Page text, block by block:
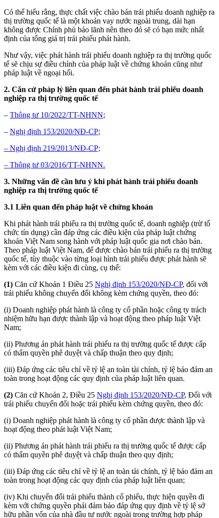
Có thể hiểu rằng, thực chất việc chào bán trái phiếu doanh nghiệp ra
thị trường quốc tế là một khoản vay nước ngoài trung, dài hạn
không được Chính phủ bảo lãnh nên theo đó sẽ có hạn mức nhất
định của tổng giá trị trái phiếu phát hành.
Như vậy, việc phát hành trái phiếu doanh nghiệp ra thị trường quốc
tế sẽ chịu sự điều chỉnh của pháp luật về chứng khoán cũng như
pháp luật về ngoại hối.
2. Căn cứ pháp lý liên quan đến phát hành trái phiếu doanh
nghiệp ra thị trường quốc tế
– Thông tư 10/2022/TT-NHNN;
– Nghị định 153/2020/NĐ-CP;
– Nghị định 219/2013/NĐ-CP;
– Thông tư 03/2016/TT-NHNN.
3. Những vấn đề cần lưu ý khi phát hành trái phiếu doanh
nghiệp ra thị trường quốc tế
3.1 Liên quan đến pháp luật về chứng khoán
Khi phát hành trái phiếu ra thị trường quốc tế, doanh nghiệp (trừ tổ
chức tín dụng) cần đáp ứng các điều kiện của pháp luật chứng
khoán Việt Nam song hành với pháp luật quốc gia nơi chào bán.
Theo pháp luật Việt Nam, để được chào bán trái phiếu ra thị trường
quốc tế, tùy thuộc vào từng loại hình trái phiếu được phát hành sẽ
kèm với các điều kiện đi cùng, cụ thể:
(1) Căn cứ Khoản 1 Điều 25 Nghị định 153/2020/NĐ-CP, đối với
trái phiếu không chuyển đổi không kèm chứng quyền, theo đó:
(i) Doanh nghiệp phát hành là công ty cổ phần hoặc công ty trách
nhiệm hữu hạn được thành lập và hoạt động theo pháp luật Việt
Nam;
(ii) Phương án phát hành trái phiếu ra thị trường quốc tế được cấp
có thẩm quyền phê duyệt và chấp thuận theo quy định;
(iii) Đáp ứng các tiêu chỉ về tỷ lệ an toàn tài chính, tỷ lệ bảo đảm an
toàn trong hoạt động các quy định của pháp luật liên quan.
(2) Căn cứ Khoản 2, Điều 25 Nghị định 153/2020/NĐ-CP, Đối với
trái phiếu chuyển đổi hoặc trái phiếu kèm chứng quyền, theo đó:
(i) Doanh nghiệp phát hành là công ty cổ phần được thành lập và
hoạt động theo phát luật Việt Nam;
(ii) Phương án phát hành trái phiếu ra thị trường quốc tế được cấp
có thẩm quyền phê duyệt và chấp thuận theo quy định;
(iii) Đáp ứng các tiêu chỉ về tỷ lệ an toàn tài chính, tỷ lệ bảo đảm an
toàn trong hoạt động các quy định của pháp luật liên quan;
(iv) Khi chuyển đổi trái phiếu thành cổ phiếu, thực hiện quyền đi
kèm với chứng quyền phải đảm bảo đáp ứng quy định về tỷ lệ sở
hữu phần vốn của nhà đầu tư nước ngoài trong trường hợp pháp